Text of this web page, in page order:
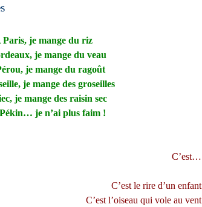
Paris, je mange du riz
je mange du veau
je mange du ragoût
je mange des groseilles
je mange des raisin sec
je n’ai plus faim !
C’est…
C’est le rire d’un enfant
C’est l’oiseau qui vole au vent